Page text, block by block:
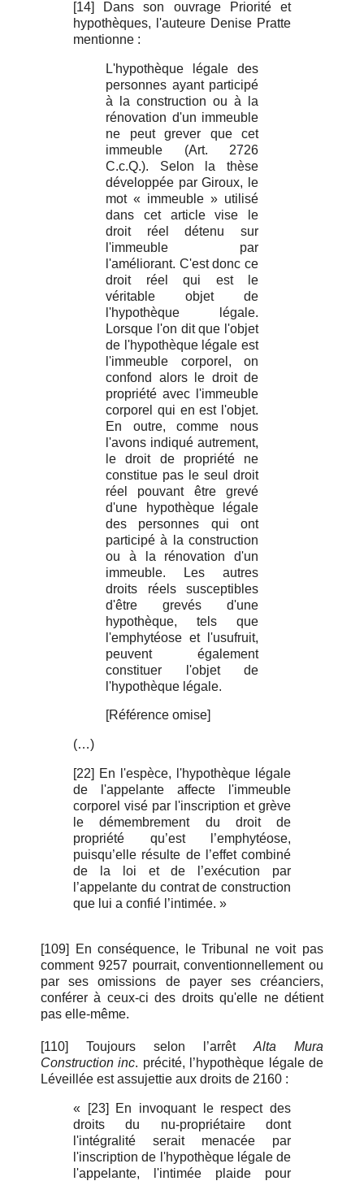
[14] Dans son ouvrage Priorité et
hypothèques, l'auteure Denise Pratte
mentionne :
L'hypothèque légale des
personnes ayant participé
à la construction ou à la
rénovation d'un immeuble
ne peut grever que cet
immeuble (Art. 2726
C.c.Q.). Selon la thèse
développée par Giroux, le
mot « immeuble » utilisé
dans cet article vise le
droit réel détenu sur
l'immeuble par
l'améliorant. C'est donc ce
droit réel qui est le
véritable objet de
l'hypothèque légale.
Lorsque l'on dit que l'objet
de l'hypothèque légale est
l'immeuble corporel, on
confond alors le droit de
propriété avec l'immeuble
corporel qui en est l'objet.
En outre, comme nous
l'avons indiqué autrement,
le droit de propriété ne
constitue pas le seul droit
réel pouvant être grevé
d'une hypothèque légale
des personnes qui ont
participé à la construction
ou à la rénovation d'un
immeuble. Les autres
droits réels susceptibles
d'être grevés d'une
hypothèque, tels que
l'emphytéose et l'usufruit,
peuvent également
constituer l'objet de
l'hypothèque légale.
[Référence omise]
(…)
[22] En l'espèce, l'hypothèque légale
de l'appelante affecte l'immeuble
corporel visé par l'inscription et grève
le démembrement du droit de
propriété qu’est l’emphytéose,
puisqu’elle résulte de l’effet combiné
de la loi et de l’exécution par
l’appelante du contrat de construction
que lui a confié l’intimée. »
[109] En conséquence, le Tribunal ne voit pas
comment 9257 pourrait, conventionnellement ou
par ses omissions de payer ses créanciers,
conférer à ceux-ci des droits qu'elle ne détient
pas elle-même.
[110] Toujours selon l’arrêt Alta Mura
Construction inc. précité, l’hypothèque légale de
Léveillée est assujettie aux droits de 2160 :
« [23] En invoquant le respect des
droits du nu-propriétaire dont
l'intégralité serait menacée par
l'inscription de l'hypothèque légale de
l'appelante, l'intimée plaide pour